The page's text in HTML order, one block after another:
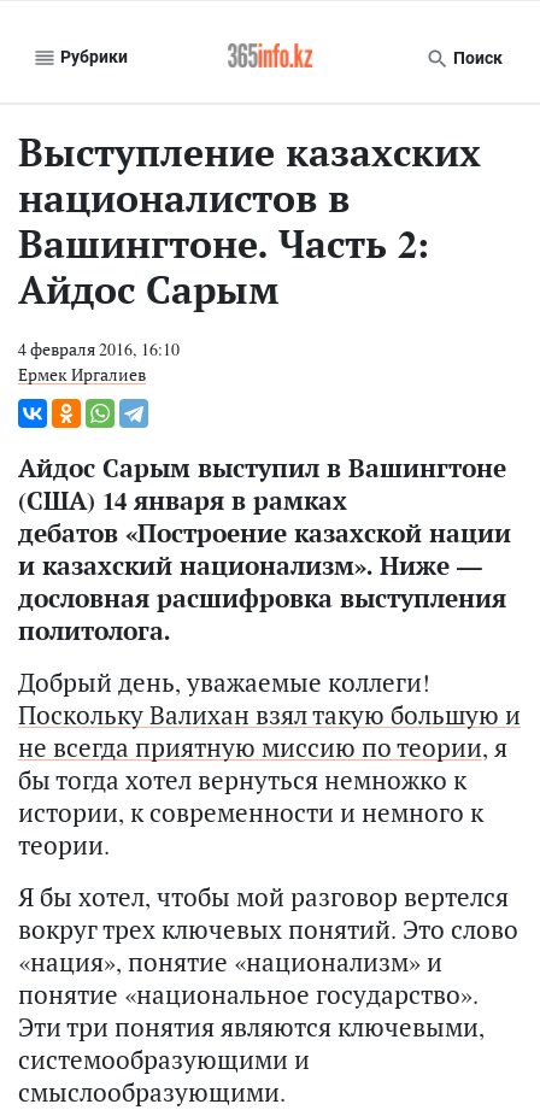
Рубрики Поиск
Выступление казахских
националистов в
Вашингтоне. Часть 2:
Айдос Сарым
4 февраля 2016, 16:10
Ермек Иргалиев
Айдос Сарым выступил в Вашингтоне
(США) 14 января в рамках
дебатов «Построение казахской нации
и казахский национализм». Ниже —
дословная расшифровка выступления
политолога.
Добрый день, уважаемые коллеги!
Поскольку Валихан взял такую большую и
не всегда приятную миссию по теории, я
бы тогда хотел вернуться немножко к
истории, к современности и немного к
теории.
Я бы хотел, чтобы мой разговор вертелся
вокруг трех ключевых понятий. Это слово
«нация», понятие «национализм» и
понятие «национальное государство».
Эти три понятия являются ключевыми,
системообразующими и
смыслообразующими.